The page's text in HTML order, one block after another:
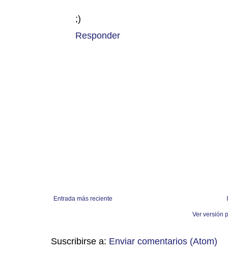
;)
Responder
Entrada más reciente
Ver versión
Suscribirse a: Enviar comentarios (Atom)